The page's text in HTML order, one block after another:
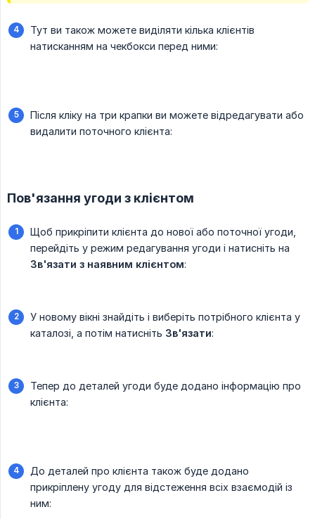
Тут ви також можете виділяти кілька клієнтів
натисканням на чекбокси перед ними:
Після кліку на три крапки ви можете відредагувати або
видалити поточного клієнта:
Пов'язання угоди з клієнтом
Щоб прикріпити клієнта до нової або поточної угоди,
перейдіть у режим редагування угоди і натисніть на
Зв'язати з наявним клієнтом:
У новому вікні знайдіть і виберіть потрібного клієнта у
каталозі, а потім натисніть Зв'язати:
Тепер до деталей угоди буде додано інформацію про
клієнта:
До деталей про клієнта також буде додано
прикріплену угоду для відстеження всіх взаємодій із
ним: